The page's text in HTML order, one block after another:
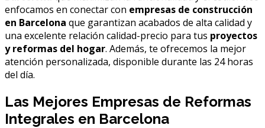
enfocamos en conectar con empresas de construcción
en Barcelona que garantizan acabados de alta calidad y
una excelente relación calidad-precio para tus proyectos
y reformas del hogar. Además, te ofrecemos la mejor
atención personalizada, disponible durante las 24 horas
del día.
Las Mejores Empresas de Reformas
Integrales en Barcelona